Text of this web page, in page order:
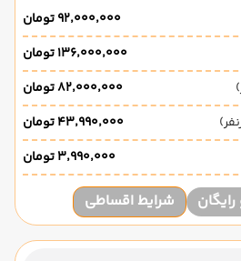
۹۲٬۰۰۰٬۰۰۰ تومان
۱۳۶٬۰۰۰٬۰۰۰ تومان
۸۲٬۰۰۰٬۰۰۰ تومان
۴۳٬۹۹۰٬۰۰۰ تومان
۳٬۹۹۰٬۰۰۰ تومان
شرایط اقساطی